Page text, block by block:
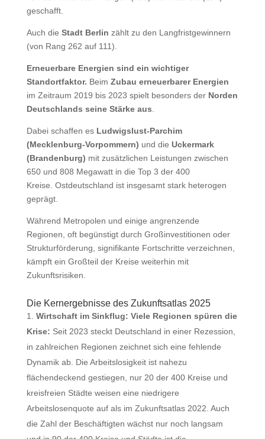
geschafft.
Auch die Stadt Berlin zählt zu den Langfristgewinnern
(von Rang 262 auf 111).
Erneuerbare Energien sind ein wichtiger
Standortfaktor. Beim Zubau erneuerbarer Energien
im Zeitraum 2019 bis 2023 spielt besonders der Norden
Deutschlands seine Stärke aus
Dabei schaffen es Ludwigslust-Parchim
(Mecklenburg-Vorpommern) und die Uckermark
(Brandenburg) mit zusätzlichen Leistungen zwischen
650 und 808 Megawatt in die Top 3 der 400
Kreise. Ostdeutschland ist insgesamt stark heterogen
geprägt.
Während Metropolen und einige angrenzende
Regionen, oft begünstigt durch Großinvestitionen oder
Strukturförderung, signifikante Fortschritte verzeichnen,
kämpft ein Großteil der Kreise weiterhin mit
Zukunftsrisiken.
Die Kernergebnisse des Zukunftsatlas 2025
Wirtschaft im Sinkflug: Viele Regionen spüren die
Krise: Seit 2023 steckt Deutschland in einer Rezession,
in zahlreichen Regionen zeichnet sich eine fehlende
Dynamik ab. Die Arbeitslosigkeit ist nahezu
flächendeckend gestiegen, nur 20 der 400 Kreise und
kreisfreien Städte weisen eine niedrigere
Arbeitslosenquote auf als im Zukunftsatlas 2022. Auch
die Zahl der Beschäftigten wächst nur noch langsam